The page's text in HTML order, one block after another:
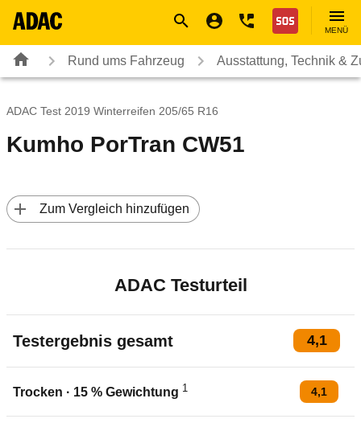
Nothilfe
MENÜ
Rund ums Fahrzeug Ausstattung, Technik &
ADAC Test 2019 Winterreifen 205/65 R16
Kumho PorTran CW51
Zum Vergleich hinzufügen
ADAC Testurteil
Testergebnis gesamt 4,1
Trocken · 15 % Gewichtung 1 4,1